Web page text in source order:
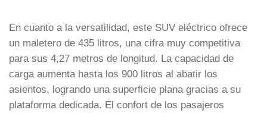
En cuanto a la versatilidad, este SUV eléctrico ofrece
un maletero de 435 litros, una cifra muy competitiva
para sus 4,27 metros de longitud. La capacidad de
carga aumenta hasta los 900 litros al abatir los
asientos, logrando una superficie plana gracias a su
plataforma dedicada. El confort de los pasajeros